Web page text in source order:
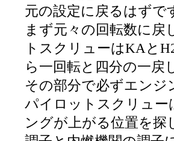
元の設定に戻るはず
まず元々の回転数に
トスクリューはKAと
ら一回転と四分の一戻
その部分で必ずエン
パイロットスクリュー
ングが上がる位置を